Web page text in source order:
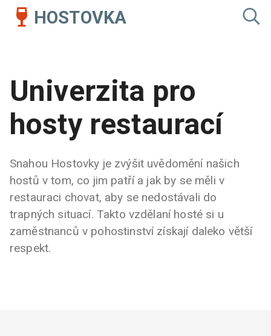
HOSTOVKA
Univerzita pro
hosty restaurací
Snahou Hostovky je zvýšit uvědomění našich
hostů v tom, co jim patří a jak by se měli v
restauraci chovat, aby se nedostávali do
trapných situací. Takto vzdělaní hosté si u
zaměstnanců v pohostinství získají daleko větší
respekt.